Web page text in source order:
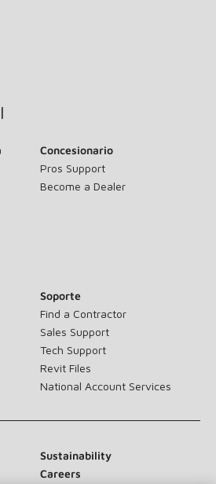
Concesionario
Pros Support
Become a Dealer
Soporte
Find a Contractor
Sales Support
Tech Support
Revit Files
National Account Services
Sustainability
Careers